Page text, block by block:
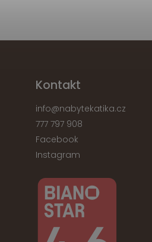
Kontakt
info@nabytekatika.cz
777 797 908
Facebook
Instagram